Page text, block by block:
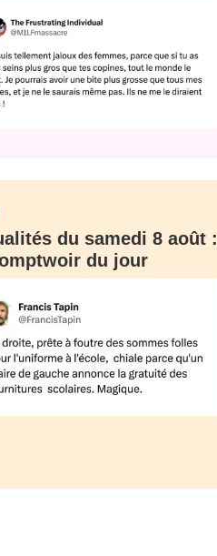
du samedi 8 août :
du jour
propre